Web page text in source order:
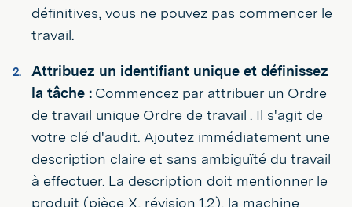
définitives, vous ne pouvez pas commencer le
travail.
Attribuez un identifiant unique et définissez
la tâche :Commencez par attribuer un Ordre
de travail unique Ordre de travail . Il s'agit de
votre clé d'audit. Ajoutez immédiatement une
description claire et sans ambiguïté du travail
à effectuer. La description doit mentionner le
produit (pièce X, révision 1.2), la machine